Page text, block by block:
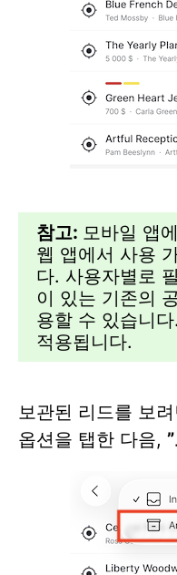
참고: 모바일 앱
웹 앱에서 사용
다. 사용자별로
이 있는 기존의
용할 수 있습니
적용됩니다.
보관된 리드를 보
옵션을 탭한 다음,